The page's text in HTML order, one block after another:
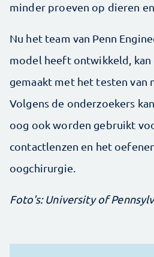
minder proeven op dieren
Nu het team van Penn
model heeft ontwikkeld, kan
gemaakt met het testen van
Volgens de onderzoekers
oog ook worden gebruikt
contactlenzen en het
oogchirurgie.
Foto's: University of